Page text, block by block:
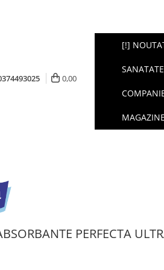
0,00
[!]
PERFECTA